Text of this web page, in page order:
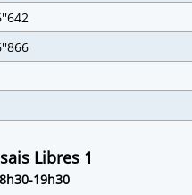
Libres 1
19h30